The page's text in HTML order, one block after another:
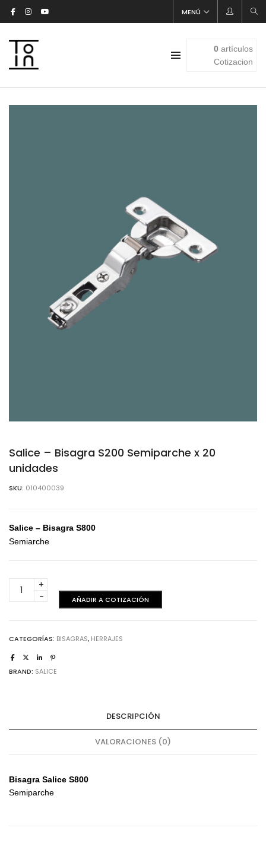
MENÚ
0artículos
Cotizacion
Salice – Bisagra S200 Semiparche x 20
unidades
SKU: 010400039
Salice – Bisagra S800
Semiarche
Semiparche
20
unidades
AÑADIR A COTIZACIÓN
CATEGORÍAS: BISAGRAS, HERRAJES
BRAND: SALICE
DESCRIPCIÓN
VALORACIONES (0)
Bisagra Salice S800
Semiparche